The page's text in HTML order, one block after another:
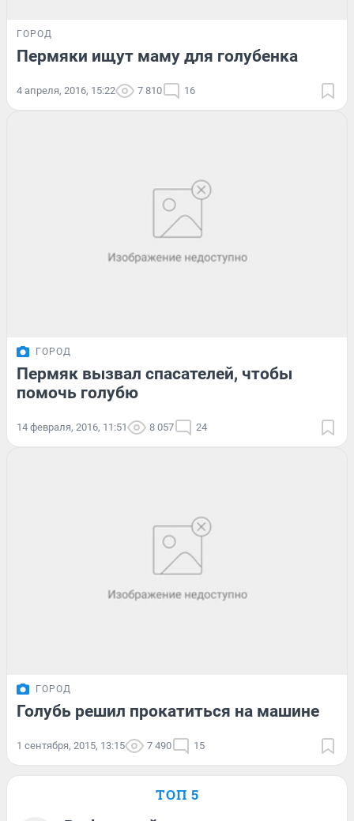
ГОРОД
Пермяки ищут маму для голубенка
4 апреля, 2016, 15:22 7 810 16
ГОРОД
Пермяк вызвал спасателей, чтобы
помочь голубю
14 февраля, 2016, 11:51 8 057 24
ГОРОД
Голубь решил прокатиться на машине
1 сентября, 2015, 13:15 7 490 15
ТОП 5